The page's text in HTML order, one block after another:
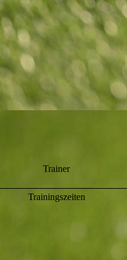
Trainer
Trainingszeiten